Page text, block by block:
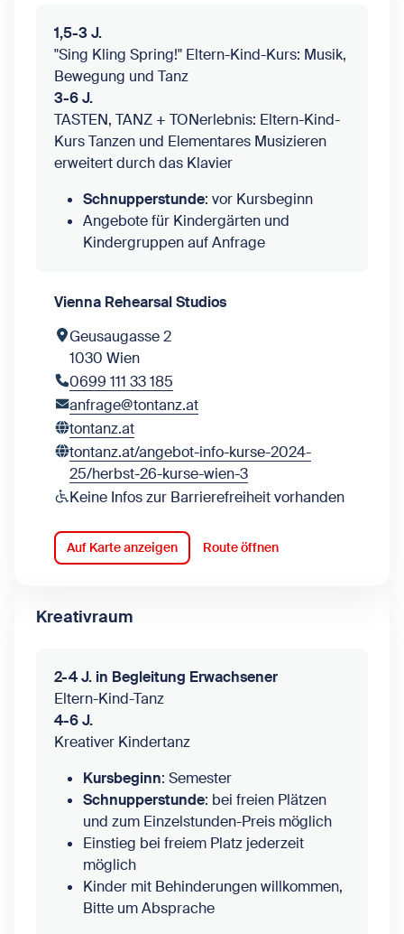
1,5-3 J.
"Sing Kling Spring!" Eltern-Kind-Kurs: Musik,
Bewegung und Tanz
3-6 J.
TASTEN, TANZ + TONerlebnis: Eltern-Kind-
Kurs Tanzen und Elementares Musizieren
erweitert durch das Klavier
Schnupperstunde: vor Kursbeginn
Angebote für Kindergärten und
Kindergruppen auf Anfrage
Vienna Rehearsal Studios
Geusaugasse 2
1030 Wien
0699 111 33 185
anfrage@tontanz.at
tontanz.at
tontanz.at/angebot-info-kurse-2024-
25/herbst-26-kurse-wien-3
Keine Infos zur Barrierefreiheit vorhanden
Auf Karte anzeigen Route öffnen
Kreativraum
2-4 J. in Begleitung Erwachsener
Eltern-Kind-Tanz
4-6 J.
Kreativer Kindertanz
Kursbeginn: Semester
Schnupperstunde: bei freien Plätzen
und zum Einzelstunden-Preis möglich
Einstieg bei freiem Platz jederzeit
möglich
Kinder mit Behinderungen willkommen,
Bitte um Absprache